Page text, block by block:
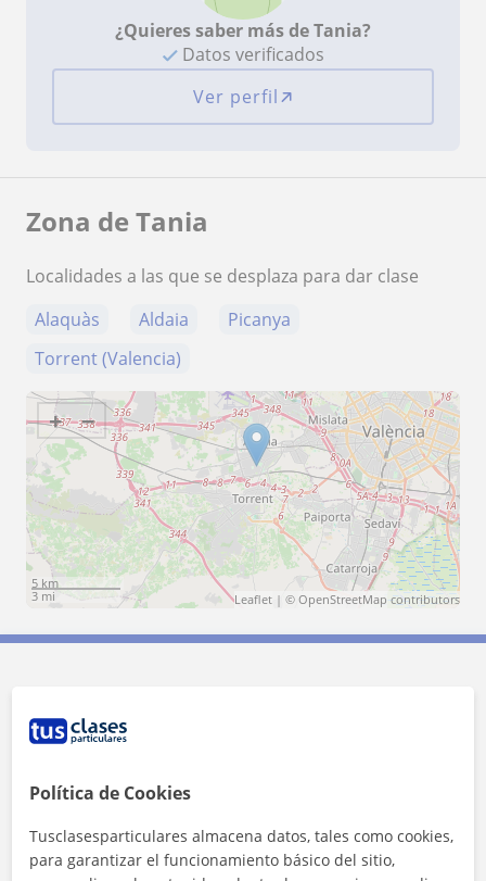
¿Quieres saber más de Tania?
Datos verificados
Ver perfil
Zona de Tania
Localidades a las que se desplaza para dar clase
Alaquàs
Aldaia
Picanya
Torrent (Valencia)
+ −
5 km
3 mi
Leaflet | © OpenStreetMap contributors
Política de Cookies
Tusclasesparticulares almacena datos, tales como cookies,
para garantizar el funcionamiento básico del sitio,